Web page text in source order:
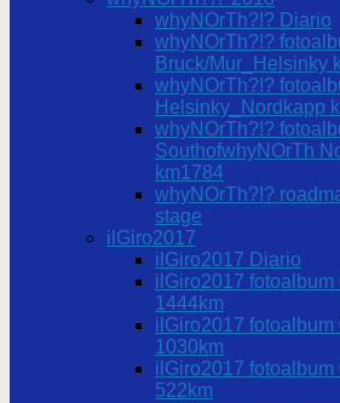
whyNOrTh?!? Diario
whyNOrTh?!?
Bruck/Mur_Helsinky
whyNOrTh?!?
Helsinky_Nordkapp
whyNOrTh?!?
SouthofwhyNOrTh
km1784
whyNOrTh?!?
stage
ilGiro2017
ilGiro2017 Diario
ilGiro2017
1444km
ilGiro2017
1030km
ilGiro2017
522km